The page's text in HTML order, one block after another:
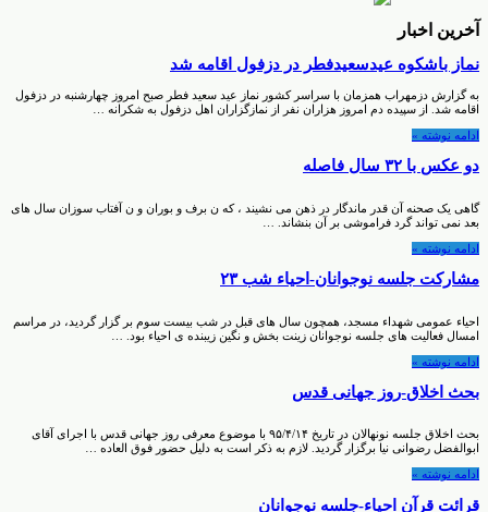
آخرین اخبار
نماز باشکوه عیدسعیدفطر در دزفول اقامه شد
به گزارش دزمهراب همزمان با سراسر کشور نماز عید سعید فطر صبح امروز چهارشنبه در دزفول
اقامه شد. از سپیده دم امروز هزاران نفر از نمازگزاران اهل دزفول به شکرانه …
ادامه نوشته »
دو عکس با ۳۲ سال فاصله
گاهی یک صحنه آن قدر ماندگار در ذهن می نشیند ، که ن برف و بوران و ن آفتاب سوزان سال های
بعد نمی تواند گرد فراموشی بر آن بنشاند. …
ادامه نوشته »
مشارکت جلسه نوجوانان-احیاء شب ۲۳
احیاء عمومی شهداء مسجد، همچون سال های قبل در شب بیست سوم بر گزار گردید، در مراسم
امسال فعالیت های جلسه نوجوانان زینت بخش و نگین زیبنده ی احیاء بود. …
ادامه نوشته »
بحث اخلاق-روز جهانی قدس
بحث اخلاق جلسه نونهالان در تاریخ ۹۵/۴/۱۴ با موضوع معرفی روز جهانی قدس با اجرای آقای
ابوالفضل رضوانی نیا برگزار گردید. لازم به ذکر است به دلیل حضور فوق العاده …
ادامه نوشته »
قرائت قرآن احیاء-جلسه نوجوانان